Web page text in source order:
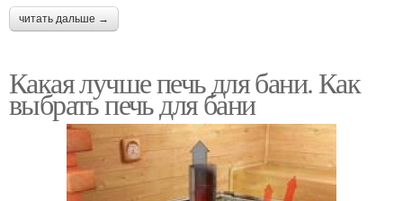
читать дальше →
Какая лучше печь для бани. Как
выбрать печь для бани